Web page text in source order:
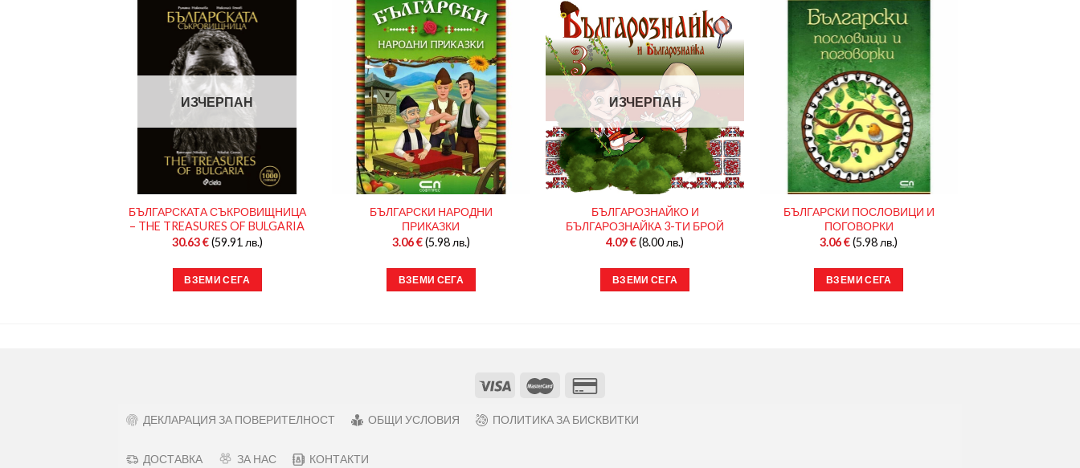
ИЗЧЕРПАН
БЪЛГАРСКАТА СЪКРОВИЩНИЦА
– THE TREASURES OF BULGARIA
30.63€(59.91 лв.)
ВЗЕМИ СЕГА
БЪЛГАРСКИ НАРОДНИ
ПРИКАЗКИ
3.06€(5.98 лв.)
ВЗЕМИ СЕГА
ИЗЧЕРПАН
БЪЛГАРОЗНАЙКО И
БЪЛГАРОЗНАЙКА 3-ТИ БРОЙ
4.09€(8.00 лв.)
ВЗЕМИ СЕГА
БЪЛГАРСКИ ПОСЛОВИЦИ И
ПОГОВОРКИ
3.06€(5.98 лв.)
ВЗЕМИ СЕГА
ДЕКЛАРАЦИЯ ЗА ПОВЕРИТЕЛНОСТ ОБЩИ УСЛОВИЯ ПОЛИТИКА ЗА БИСКВИТКИ
ДОСТАВКА ЗА НАС КОНТАКТИ